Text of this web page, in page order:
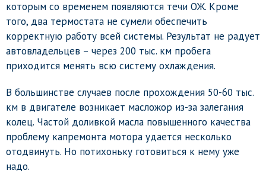
которым со временем появляются течи ОЖ. Кроме
того, два термостата не сумели обеспечить
корректную работу всей системы. Результат не радует
автовладельцев – через 200 тыс. км пробега
приходится менять всю систему охлаждения.
В большинстве случаев после прохождения 50-60 тыс.
км в двигателе возникает масложор из-за залегания
колец. Частой доливкой масла повышенного качества
проблему капремонта мотора удается несколько
отодвинуть. Но потихоньку готовиться к нему уже
надо.